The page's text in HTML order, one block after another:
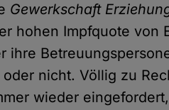
Gewerkschaft
hohen Impfquote von
ihre
nicht. Völlig zu
wieder